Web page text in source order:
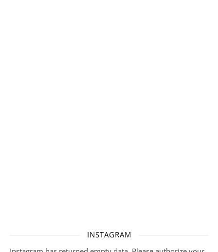
INSTAGRAM